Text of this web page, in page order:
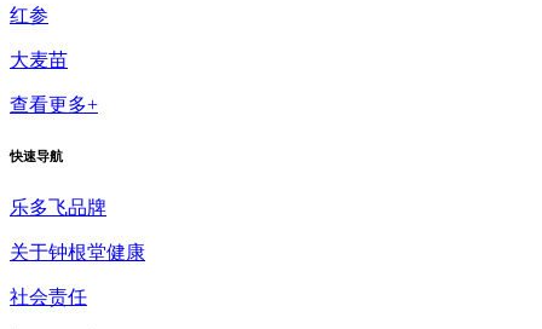
红参
大麦苗
查看更多+
快速导航
乐多飞品牌
关于钟根堂健康
社会责任